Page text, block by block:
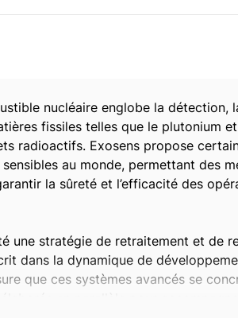
nucléaire englobe la détection,
fissiles telles que le plutonium et
radioactifs. Exosens propose
au monde, permettant des
la sûreté et l’efficacité des
une stratégie de retraitement et de
dans la dynamique de
que ces systèmes avancés se